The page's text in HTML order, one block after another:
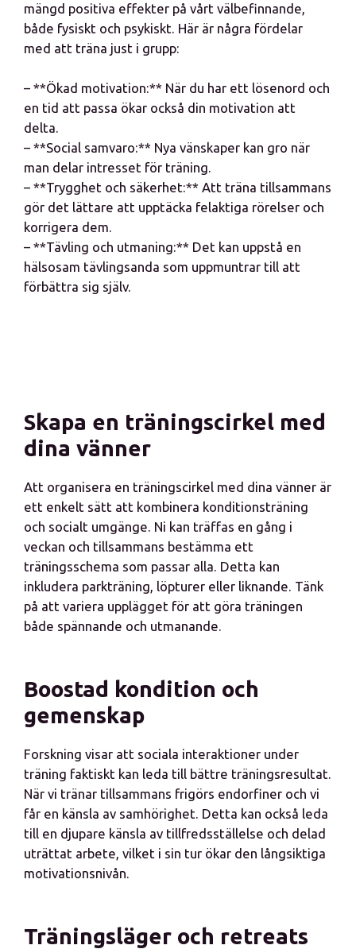
mängd positiva effekter på vårt välbefinnande,
både fysiskt och psykiskt. Här är några fördelar
med att träna just i grupp:
– **Ökad motivation:** När du har ett lösenord och
en tid att passa ökar också din motivation att
delta.
– **Social samvaro:** Nya vänskaper kan gro när
man delar intresset för träning.
– **Trygghet och säkerhet:** Att träna tillsammans
gör det lättare att upptäcka felaktiga rörelser och
korrigera dem.
– **Tävling och utmaning:** Det kan uppstå en
hälsosam tävlingsanda som uppmuntrar till att
förbättra sig själv.
Skapa en träningscirkel med
dina vänner
Att organisera en träningscirkel med dina vänner är
ett enkelt sätt att kombinera konditionsträning
och socialt umgänge. Ni kan träffas en gång i
veckan och tillsammans bestämma ett
träningsschema som passar alla. Detta kan
inkludera parkträning, löpturer eller liknande. Tänk
på att variera upplägget för att göra träningen
både spännande och utmanande.
Boostad kondition och
gemenskap
Forskning visar att sociala interaktioner under
träning faktiskt kan leda till bättre träningsresultat.
När vi tränar tillsammans frigörs endorfiner och vi
får en känsla av samhörighet. Detta kan också leda
till en djupare känsla av tillfredsställelse och delad
uträttat arbete, vilket i sin tur ökar den långsiktiga
motivationsnivån.
Träningsläger och retreats